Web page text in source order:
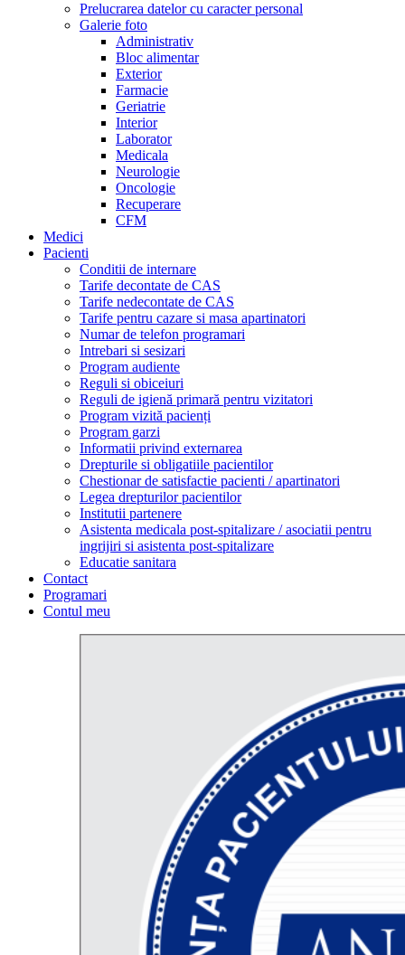
Prelucrarea datelor cu caracter personal
Galerie foto
Administrativ
Bloc alimentar
Exterior
Farmacie
Geriatrie
Interior
Laborator
Medicala
Neurologie
Oncologie
Recuperare
CFM
Medici
Pacienti
Conditii de internare
Tarife decontate de CAS
Tarife nedecontate de CAS
Tarife pentru cazare si masa apartinatori
Numar de telefon programari
Intrebari si sesizari
Program audiente
Reguli si obiceiuri
Reguli de igienă primară pentru vizitatori
Program vizită pacienți
Program garzi
Informatii privind externarea
Drepturile si obligatiile pacientilor
Chestionar de satisfactie pacienti / apartinatori
Legea drepturilor pacientilor
Institutii partenere
Asistenta medicala post-spitalizare / asociatii pentru
ingrijiri si asistenta post-spitalizare
Educatie sanitara
Contact
Programari
Contul meu